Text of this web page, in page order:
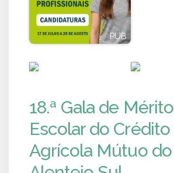
PUB
18.ª Gala de Mérito
Escolar do Crédito
Agrícola Mútuo do